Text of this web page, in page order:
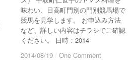
味わい、日高町門別の門別競馬場で
競馬を見学します。 お申込み方法
など、詳しい内容はチラシでご確認
ください。 日時：2014
2014/08/19 / One Comment
2014/08/19 / One Comment